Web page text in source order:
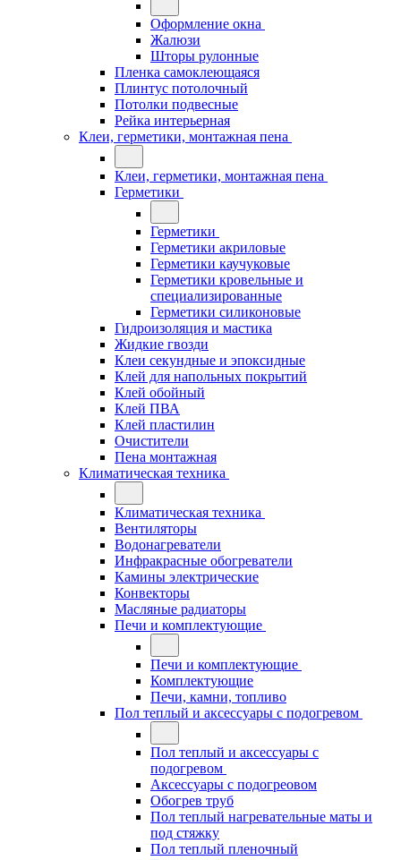
Оформление окна
Жалюзи
Шторы рулонные
Пленка самоклеющаяся
Плинтус потолочный
Потолки подвесные
Рейка интерьерная
Клеи, герметики, монтажная пена
Клеи, герметики, монтажная пена
Герметики
Герметики
Герметики акриловые
Герметики каучуковые
Герметики кровельные и
специализированные
Герметики силиконовые
Гидроизоляция и мастика
Жидкие гвозди
Клеи секундные и эпоксидные
Клей для напольных покрытий
Клей обойный
Клей ПВА
Клей пластилин
Очистители
Пена монтажная
Климатическая техника
Климатическая техника
Вентиляторы
Водонагреватели
Инфракрасные обогреватели
Камины электрические
Конвекторы
Масляные радиаторы
Печи и комплектующие
Печи и комплектующие
Комплектующие
Печи, камни, топливо
Пол теплый и аксессуары с подогревом
Пол теплый и аксессуары с
подогревом
Аксессуары с подогреовом
Обогрев труб
Пол теплый нагревательные маты и
под стяжку
Пол теплый пленочный